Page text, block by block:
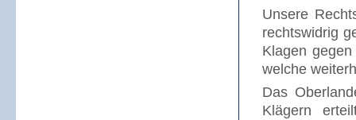
Unsere
rechtswidrig
Klagen
welche
Das
Klägern